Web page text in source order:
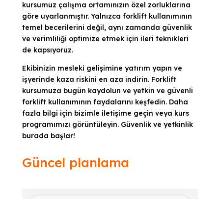
kursumuz çalışma ortamınızın özel zorluklarına
göre uyarlanmıştır. Yalnızca forklift kullanımının
temel becerilerini değil, aynı zamanda güvenlik
ve verimliliği optimize etmek için ileri teknikleri
de kapsıyoruz.
Ekibinizin mesleki gelişimine yatırım yapın ve
işyerinde kaza riskini en aza indirin. Forklift
kursumuza bugün kaydolun ve yetkin ve güvenli
forklift kullanımının faydalarını keşfedin. Daha
fazla bilgi için bizimle iletişime geçin veya kurs
programımızı görüntüleyin. Güvenlik ve yetkinlik
burada başlar!
Güncel planlama